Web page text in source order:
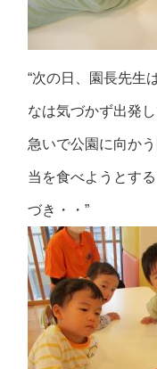
“次の日、園長先生
なは気づかず出発し
急いで公園に向か
当を食べようとす
づき・・”